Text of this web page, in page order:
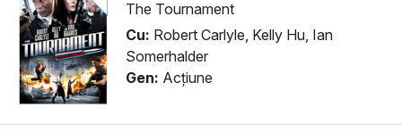
The Tournament
Cu: Robert Carlyle, Kelly Hu, Ian
Somerhalder
Gen: Acţiune